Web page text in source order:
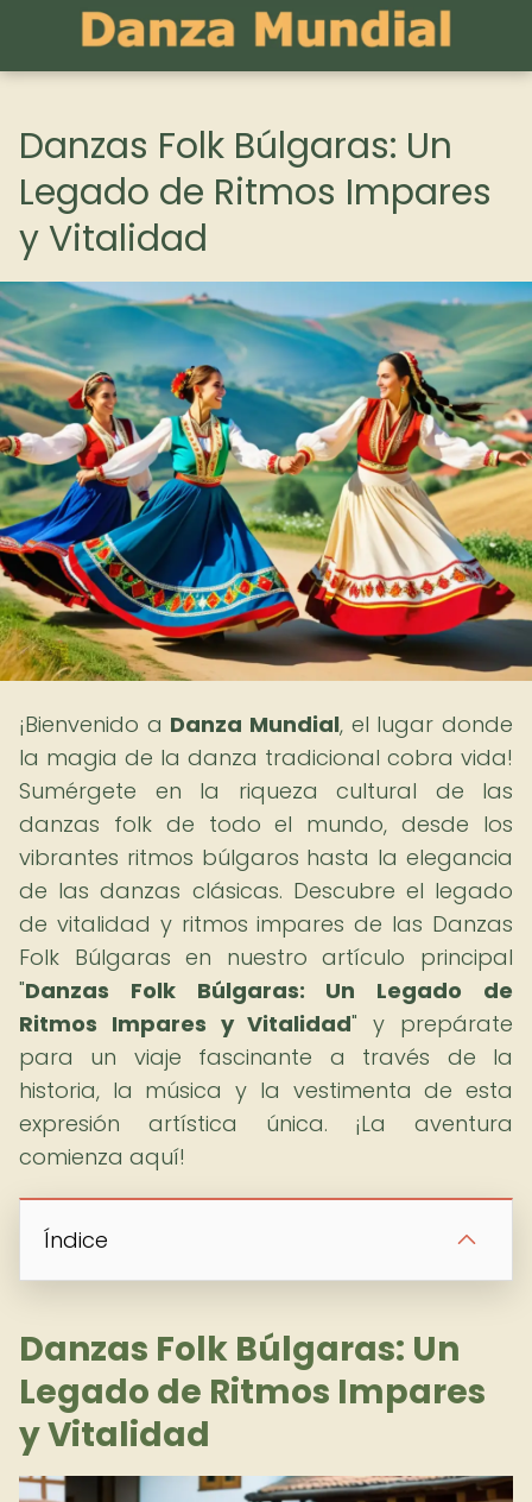
Danzas Folk Búlgaras: Un
Legado de Ritmos Impares
y Vitalidad
¡Bienvenido a Danza Mundial, el lugar donde
la magia de la danza tradicional cobra vida!
Sumérgete en la riqueza cultural de las
danzas folk de todo el mundo, desde los
vibrantes ritmos búlgaros hasta la elegancia
de las danzas clásicas. Descubre el legado
de vitalidad y ritmos impares de las Danzas
Folk Búlgaras en nuestro artículo principal
"Danzas Folk Búlgaras: Un Legado de
Ritmos Impares y Vitalidad" y prepárate
para un viaje fascinante a través de la
historia, la música y la vestimenta de esta
expresión artística única. ¡La aventura
comienza aquí!
Índice
Danzas Folk Búlgaras: Un
Legado de Ritmos Impares
y Vitalidad